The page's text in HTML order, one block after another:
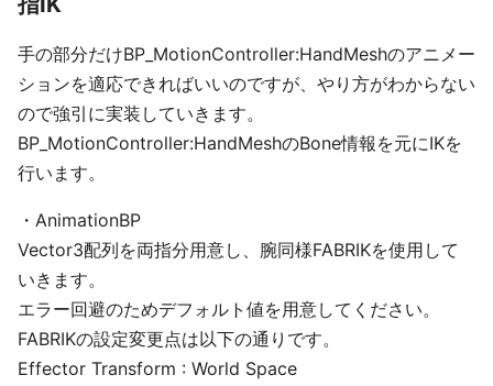
手の部分だけBP_MotionController:HandMeshのアニメー
ションを適応できればいいのですが、やり方がわからない
ので強引に実装していきます。
BP_MotionController:HandMeshのBone情報を元にIKを
行います。
・AnimationBP
Vector3配列を両指分用意し、腕同様FABRIKを使用して
いきます。
エラー回避のためデフォルト値を用意してください。
FABRIKの設定変更点は以下の通りです。
Effector Transform : World Space